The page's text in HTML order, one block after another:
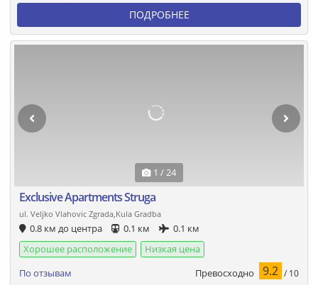
ПОДРОБНЕЕ
1 / 24
Exclusive Apartments Struga
ul. Veljko Vlahovic Zgrada,Kula Gradba
0.8 км до центра 0.1 км
0.1 км
Хорошее расположение
Низкая цена
По отзывам
Превосходно 9.2 / 10